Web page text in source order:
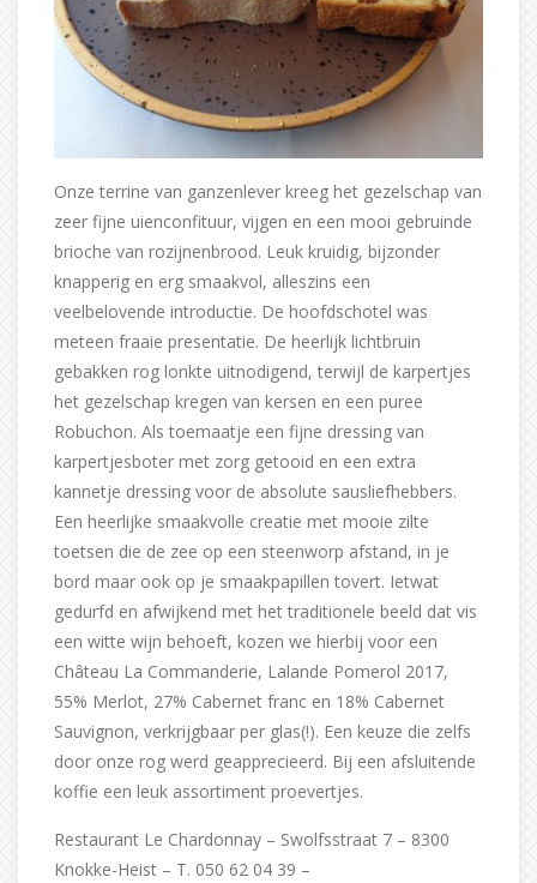
Onze terrine van ganzenlever kreeg het gezelschap van
zeer fijne uienconfituur, vijgen en een mooi gebruinde
brioche van rozijnenbrood. Leuk kruidig, bijzonder
knapperig en erg smaakvol, alleszins een
veelbelovende introductie. De hoofdschotel was
meteen fraaie presentatie. De heerlijk lichtbruin
gebakken rog lonkte uitnodigend, terwijl de karpertjes
het gezelschap kregen van kersen en een puree
Robuchon. Als toemaatje een fijne dressing van
karpertjesboter met zorg getooid en een extra
kannetje dressing voor de absolute sausliefhebbers.
Een heerlijke smaakvolle creatie met mooie zilte
toetsen die de zee op een steenworp afstand, in je
bord maar ook op je smaakpapillen tovert. Ietwat
gedurfd en afwijkend met het traditionele beeld dat vis
een witte wijn behoeft, kozen we hierbij voor een
Château La Commanderie, Lalande Pomerol 2017,
55% Merlot, 27% Cabernet franc en 18% Cabernet
Sauvignon, verkrijgbaar per glas(!). Een keuze die zelfs
door onze rog werd geapprecieerd. Bij een afsluitende
koffie een leuk assortiment proevertjes.
Restaurant Le Chardonnay – Swolfsstraat 7 – 8300
Knokke-Heist – T. 050 62 04 39 –